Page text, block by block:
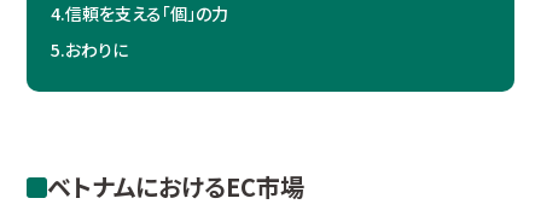
4.信頼を支える「個」の力
5.おわりに
ベトナムにおけるEC市場